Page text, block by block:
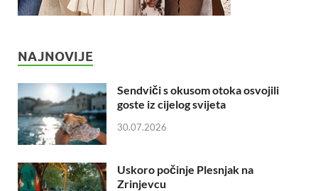
NAJNOVIJE
Sendviči s okusom otoka osvojili
goste iz cijelog svijeta
30.07.2026
Uskoro počinje Plesnjak na
Zrinjevcu